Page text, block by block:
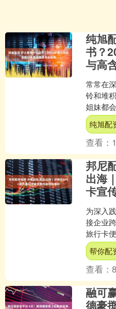
纯旭
书？
与高
常常在
铃和堆
姐妹都
天围着
来的路
纯旭配
查看：
邦尼
出海
卡宣
为深入
接企业
旅行卡
出去”的
事办公
帮你配
查看：
融可
德豪